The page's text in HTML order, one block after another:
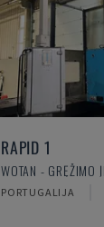
RAPID 1
PORTUGALIJA